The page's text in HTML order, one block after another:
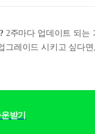
2주마다 업데이트 되는
그레이드 시키고 싶다
받기